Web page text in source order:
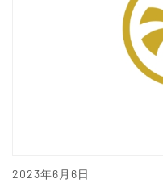
2023年6月6日